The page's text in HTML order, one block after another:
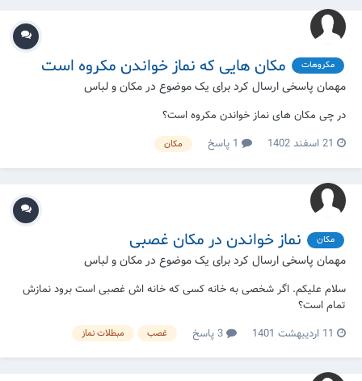
مکروهات مکان هایی که نماز خواندن مکروه است
مهمان پاسخی ارسال کرد برای یک موضوع در مکان و لباس
در چی مکان های نماز خواندن مکروه است؟
21 اسفند 1402
مکان
مکان نماز خواندن در مکان غصبی
مهمان پاسخی ارسال کرد برای یک موضوع در مکان و لباس
سلام علیکم. اگر شخصی به خانه کسی که خانه اش غصبی است برود نمازش
تمام است؟
11 اردیبهشت 1401
غصب مبطلات نماز